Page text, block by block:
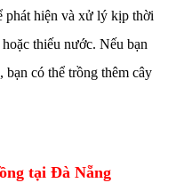
phát hiện và xử lý kịp thời
thiếu nước. Nếu bạn
bạn có thể trồng thêm cây
tại Đà Nẵng